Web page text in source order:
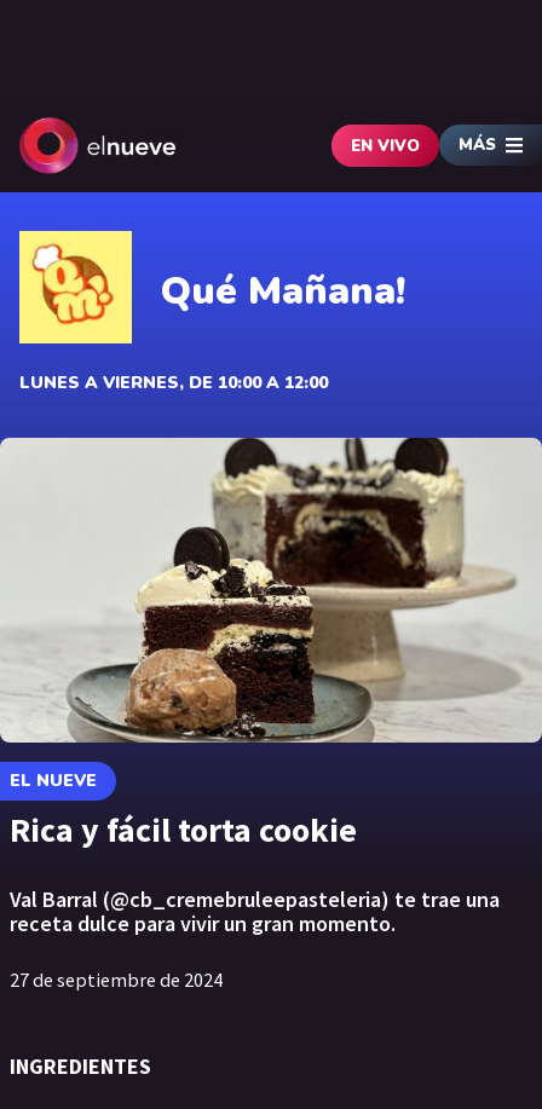
EN VIVO MÁS
Qué Mañana!
LUNES A VIERNES, DE 10:00 A 12:00
EL NUEVE
Rica y fácil torta cookie
Val Barral (@cb_cremebruleepasteleria) te trae una
receta dulce para vivir un gran momento.
27 de septiembre de 2024
INGREDIENTES